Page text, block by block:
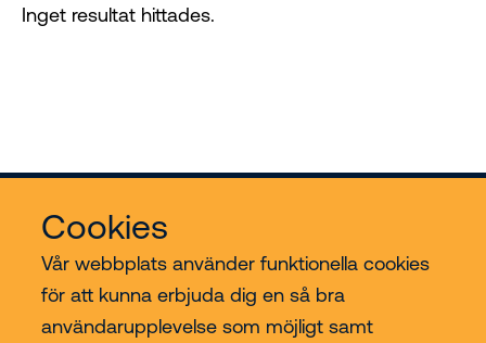
Cookies
Vår webbplats använder funktionella cookies
för att kunna erbjuda dig en så bra
användarupplevelse som möjligt samt
Inget resultat hittades.